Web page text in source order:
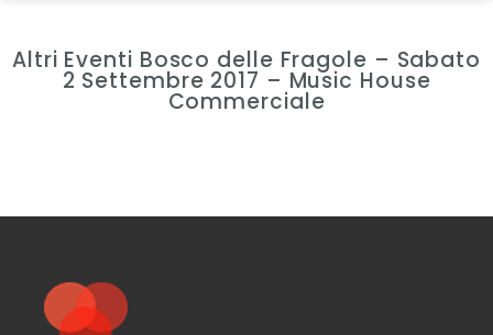
Altri Eventi Bosco delle Fragole – Sabato
2 Settembre 2017 – Music House
Commerciale